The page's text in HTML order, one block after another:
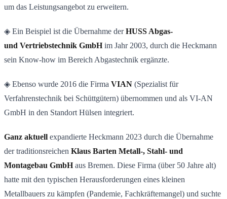
um das Leistungsangebot zu erweitern.
◈ Ein Beispiel ist die Übernahme derHUSS Abgas-
und Vertriebstechnik GmbHim Jahr 2003, durch die Heckmann
sein Know-how im Bereich Abgastechnik ergänzte.
◈ Ebenso wurde 2016 die Firma VIAN (Spezialist für
Verfahrenstechnik bei Schüttgütern) übernommen und als VI-AN
GmbH in den Standort Hülsen integriert.
Ganz aktuell expandierte Heckmann 2023 durch die Übernahme
der traditionsreichen Klaus Barten Metall-, Stahl- und
Montagebau GmbHaus Bremen. Diese Firma (über 50 Jahre alt)
hatte mit den typischen Herausforderungen eines kleinen
Metallbauers zu kämpfen (Pandemie, Fachkräftemangel) und suchte